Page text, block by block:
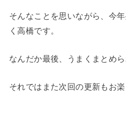
そんなことを思いながら、今
く高橋です。
なんだか最後、うまくまとめ
それではまた次回の更新もお楽